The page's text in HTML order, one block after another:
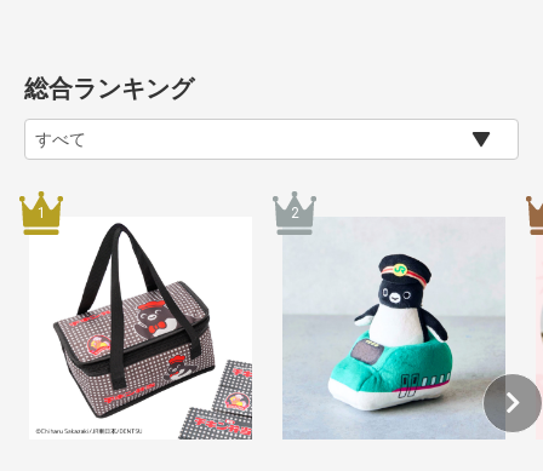
総合ランキング